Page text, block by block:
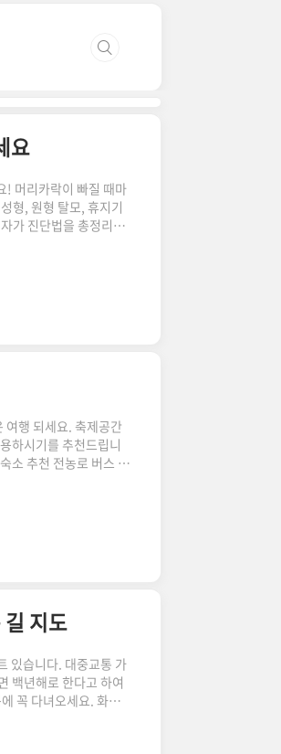
요
! 머리카락이 빠질 때마
형, 원형 탈모, 휴지기
가 진단법을 총정리했
오머리카락의 상태최
배수구에 머리카락이
?..
여행 되세요. 축제공간
하시기를 추천드립니
소 추천 전농로 버스 정
확인하세요. 2024 전
래 등 봄꽃 축제 정보
지도
있습니다. 대중교통 가
백년해로 한다고 하여
꼭 다녀오세요. 화개장
벚꽃 지도 개화 시